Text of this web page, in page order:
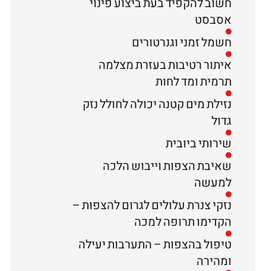
אסבסט
חשמל זמני וגנרטורים
איתור רטיבות בעזרת מצלמה
תרמית ומד לחות
נזילת מים קטנה יכולה לחולל נזק
גדול
שירותי ביובית
שאיבת הצפות וייבוש הלכה
למעשה
נזקי צנרת עלולים לגרום להצפות –
הקדימו תרופה למכה
טיפול בהצפות – התערבות יעילה
ומהירה